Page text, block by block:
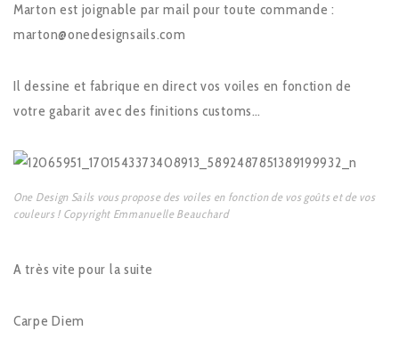
Marton est joignable par mail pour toute commande :
marton@onedesignsails.com
Il dessine et fabrique en direct vos voiles en fonction de
votre gabarit avec des finitions customs…
One Design Sails vous propose des voiles en fonction de vos goûts et de vos
couleurs ! Copyright Emmanuelle Beauchard
A très vite pour la suite
Carpe Diem